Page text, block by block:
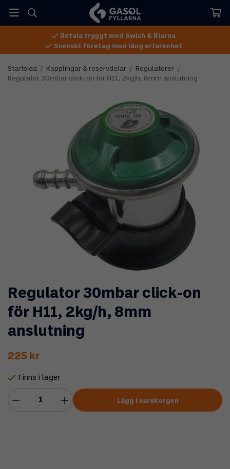
Betala tryggt med Swish & Klarna
Svenskt företag med lång erfarenhet
Startsida / Kopplingar & reservdelar / Regulatorer
/
Regulator 30mbar click-on för H11, 2kg/h, 8mm anslutning
Regulator 30mbar click-on
för H11, 2kg/h, 8mm
anslutning
225 kr
Finns i lager
Lägg i varukorgen